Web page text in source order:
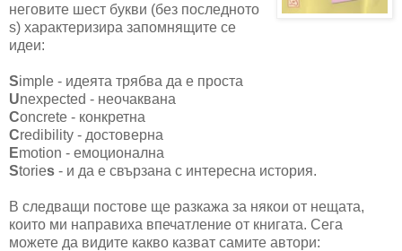
неговите шест букви (без последното
s) характеризира запомнящите се
идеи:
Simple - идеята трябва да е проста
Unexpected - неочаквана
Concrete - конкретна
Credibility - достоверна
Emotion - емоционална
Stories - и да е свързана с интересна история.
В следващи постове ще разкажа за някои от нещата,
които ми направиха впечатление от книгата. Сега
можете да видите какво казват самите автори: